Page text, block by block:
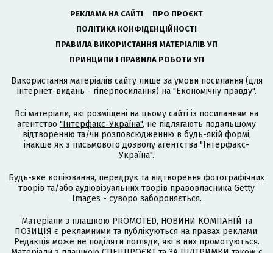
РЕКЛАМА НА САЙТІ
ПРО ПРОЄКТ
ПОЛІТИКА КОНФІДЕНЦІЙНОСТІ
ПРАВИЛА ВИКОРИСТАННЯ МАТЕРІАЛІВ УП
ПРИНЦИПИ І ПРАВИЛА РОБОТИ УП
Використання матеріалів сайту лише за умови посилання (для
інтернет-видань - гіперпосилання) на "Економічну правду".
Всі матеріали, які розміщені на цьому сайті із посиланням на
агентство "Інтерфакс-Україна", не підлягають подальшому
відтворенню та/чи розповсюдженню в будь-якій формі,
інакше як з письмового дозволу агентства "Інтерфакс-
Україна".
Будь-яке копіювання, передрук та відтворення фотографічних
творів та/або аудіовізуальних творів правовласника Getty
Images - суворо забороняється.
Матеріали з плашкою PROMOTED, НОВИНИ КОМПАНІЙ та
ПОЗИЦІЯ є рекламними та публікуються на правах реклами.
Редакція може не поділяти погляди, які в них промотуються.